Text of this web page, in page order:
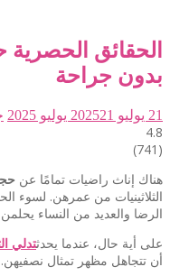
الحقائق الحصرية
بدون جراحة
21 يوليو 2025 21 يوليو 2025
4.8
(
741
)
هناك إناث راضيات تمامًا عن
الثلاثينيات من عمرهن. لسوء
الرضا والعديد من النساء يحلمن
على أية حال، عندما يحدثتدلي
أن تتجاهل مظهر تمثال نصفيهن.